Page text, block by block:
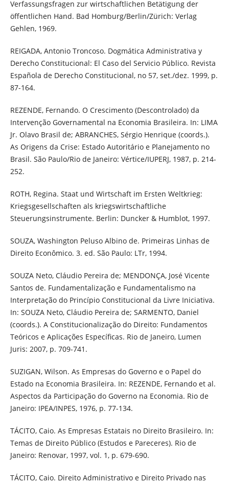
Verfassungsfragen zur wirtschaftlichen Betätigung der
öffentlichen Hand. Bad Homburg/Berlin/Zürich: Verlag
Gehlen, 1969.
REIGADA, Antonio Troncoso. Dogmática Administrativa y
Derecho Constitucional: El Caso del Servicio Público. Revista
Española de Derecho Constitucional, no 57, set./dez. 1999, p.
87-164.
REZENDE, Fernando. O Crescimento (Descontrolado) da
Intervenção Governamental na Economia Brasileira. In: LIMA
Jr. Olavo Brasil de; ABRANCHES, Sérgio Henrique (coords.).
As Origens da Crise: Estado Autoritário e Planejamento no
Brasil. São Paulo/Rio de Janeiro: Vértice/IUPERJ, 1987, p. 214-
252.
ROTH, Regina. Staat und Wirtschaft im Ersten Weltkrieg:
Kriegsgesellschaften als kriegswirtschaftliche
Steuerungsinstrumente. Berlin: Duncker & Humblot, 1997.
SOUZA, Washington Peluso Albino de. Primeiras Linhas de
Direito Econômico. 3. ed. São Paulo: LTr, 1994.
SOUZA Neto, Cláudio Pereira de; MENDONÇA, José Vicente
Santos de. Fundamentalização e Fundamentalismo na
Interpretação do Princípio Constitucional da Livre Iniciativa.
In: SOUZA Neto, Cláudio Pereira de; SARMENTO, Daniel
(coords.). A Constitucionalização do Direito: Fundamentos
Teóricos e Aplicações Específicas. Rio de Janeiro, Lumen
Juris: 2007, p. 709-741.
SUZIGAN, Wilson. As Empresas do Governo e o Papel do
Estado na Economia Brasileira. In: REZENDE, Fernando et al.
Aspectos da Participação do Governo na Economia. Rio de
Janeiro: IPEA/INPES, 1976, p. 77-134.
TÁCITO, Caio. As Empresas Estatais no Direito Brasileiro. In:
Temas de Direito Público (Estudos e Pareceres). Rio de
Janeiro: Renovar, 1997, vol. 1, p. 679-690.
TÁCITO, Caio. Direito Administrativo e Direito Privado nas